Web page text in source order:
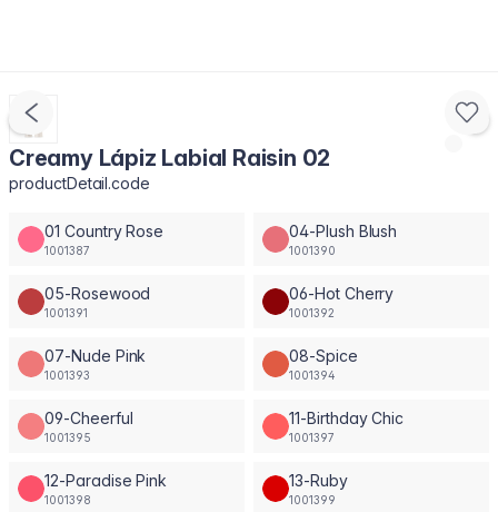
Creamy Lápiz Labial Raisin 02
productDetail.code
01 Country Rose
1001387
04-Plush Blush
1001390
05-Rosewood
1001391
06-Hot Cherry
1001392
07-Nude Pink
1001393
08-Spice
1001394
09-Cheerful
1001395
11-Birthday Chic
1001397
12-Paradise Pink
1001398
13-Ruby
1001399